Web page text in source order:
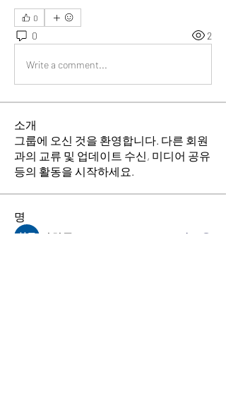
0
0 2
Write a comment...
소개
그룹에 오신 것을 환영합니다. 다른 회원
과의 교류 및 업데이트 수신, 미디어 공유
등의 활동을 시작하세요.
명
김희두
팔로우